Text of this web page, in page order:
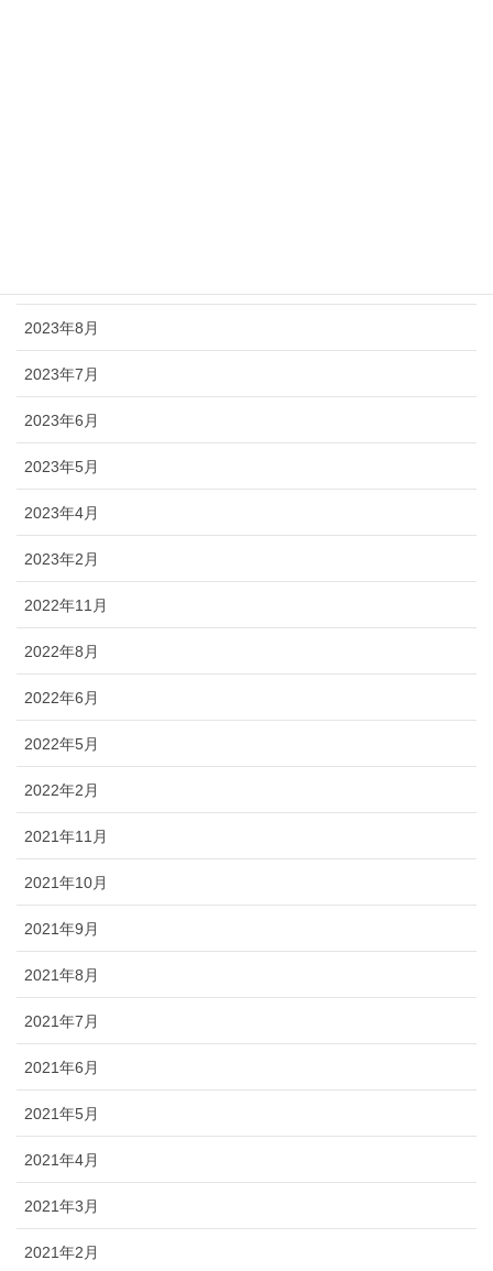
2023年8月
2023年7月
2023年6月
2023年5月
2023年4月
2023年2月
2022年11月
2022年8月
2022年6月
2022年5月
2022年2月
2021年11月
2021年10月
2021年9月
2021年8月
2021年7月
2021年6月
2021年5月
2021年4月
2021年3月
2021年2月